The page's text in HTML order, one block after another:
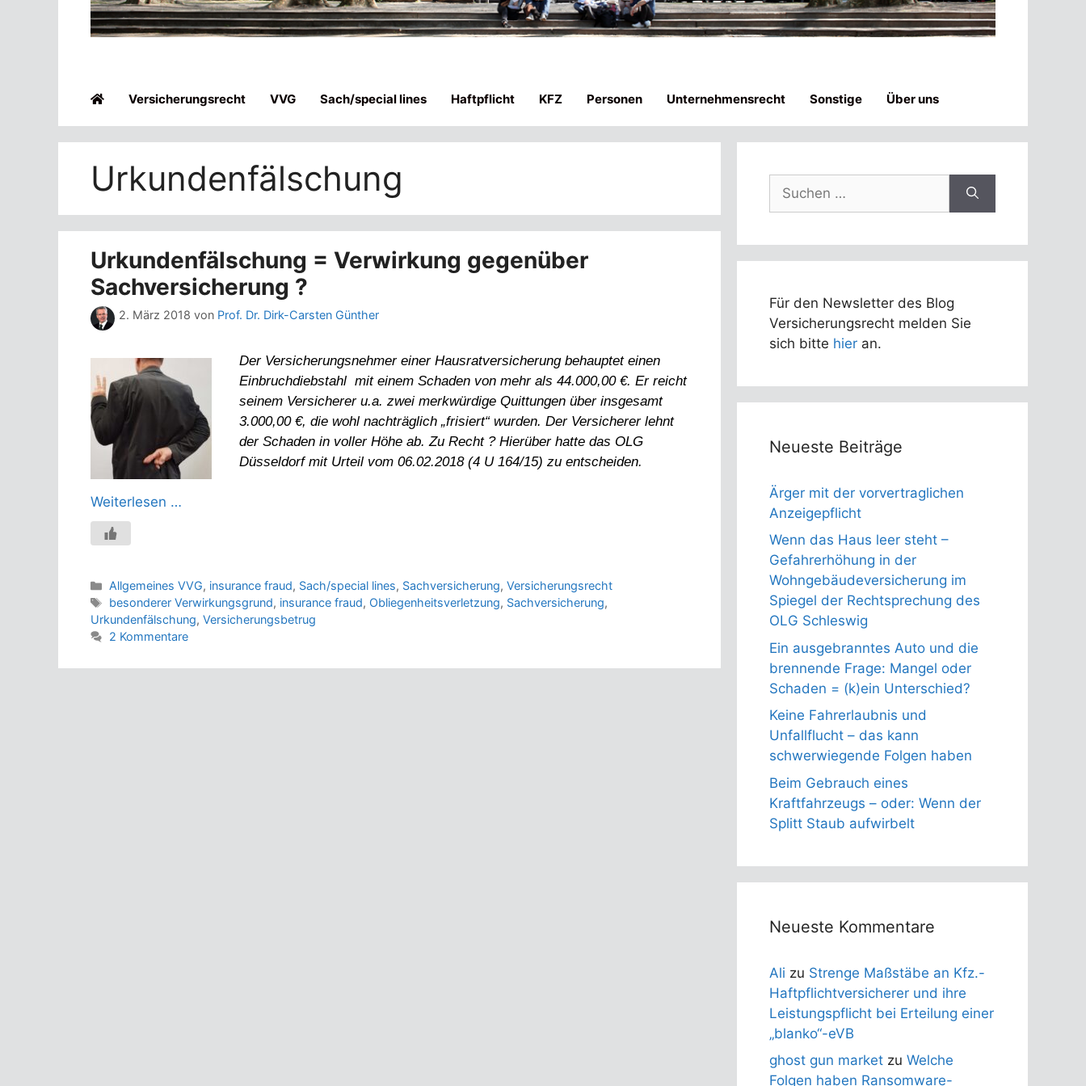
Versicherungsrecht VVG Sach/special lines Haftpflicht KFZ Personen Unternehmensrecht Sonstige Über uns
Urkundenfälschung
Urkundenfälschung = Verwirkung gegenüber
Sachversicherung ?
2. März 2018 von Prof. Dr. Dirk-Carsten Günther
Der Versicherungsnehmer einer Hausratversicherung behauptet einen
Einbruchdiebstahl mit einem Schaden von mehr als 44.000,00 €. Er reicht
seinem Versicherer u.a. zwei merkwürdige Quittungen über insgesamt
3.000,00 €, die wohl nachträglich „frisiert“ wurden. Der Versicherer lehnt
der Schaden in voller Höhe ab. Zu Recht ? Hierüber hatte das OLG
Düsseldorf mit Urteil vom 06.02.2018 (4 U 164/15) zu entscheiden.
Weiterlesen …
Kategorien
Allgemeines VVG, insurance fraud, Sach/special lines, Sachversicherung,Versicherungsrecht
Schlagwörter
besonderer Verwirkungsgrund, insurance fraud, Obliegenheitsverletzung, Sachversicherung,
Urkundenfälschung, Versicherungsbetrug
2 Kommentare
nach:
Für den Newsletter des Blog
Versicherungsrecht melden Sie
sich bitte hier an.
Neueste Beiträge
Ärger mit der vorvertraglichen
Anzeigepflicht
Wenn das Haus leer steht –
Gefahrerhöhung in der
Wohngebäudeversicherung im
Spiegel der Rechtsprechung des
OLG Schleswig
Ein ausgebranntes Auto und die
brennende Frage: Mangel oder
Schaden = (k)ein Unterschied?
Keine Fahrerlaubnis und
Unfallflucht – das kann
schwerwiegende Folgen haben
Beim Gebrauch eines
Kraftfahrzeugs – oder: Wenn der
Splitt Staub aufwirbelt
Neueste Kommentare
Ali zu Strenge Maßstäbe an Kfz.-
Haftpflichtversicherer und ihre
Leistungspflicht bei Erteilung einer
„blanko“-eVB
ghost gun market zu Welche
Folgen haben Ransomware-